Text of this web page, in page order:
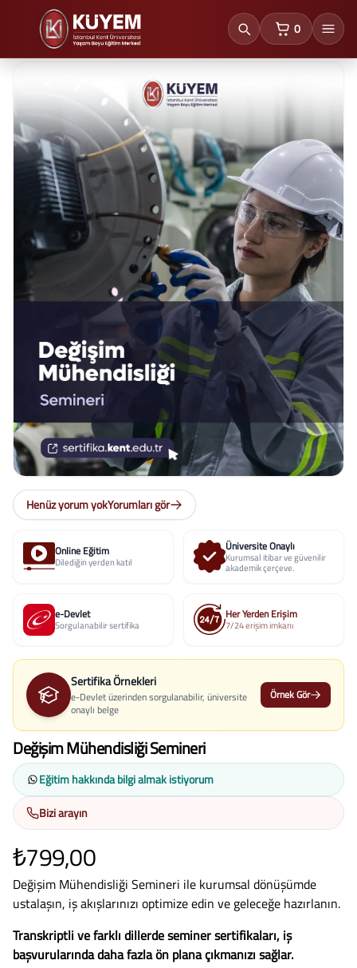
0
sepetteki
Henüz yorum yokYorumları gör
Online Eğitim
Dilediğin yerden katıl
Üniversite Onaylı
Kurumsal itibar ve güvenilir
akademik çerçeve.
e-Devlet
Sorgulanabilir sertifika
Her Yerden Erişim
7/24 erişim imkanı
Sertifika Örnekleri
e-Devlet üzerinden sorgulanabilir, üniversite
onaylı belge
Örnek Gör
Değişim Mühendisliği Semineri
Eğitim hakkında bilgi almak istiyorum
Bizi arayın
₺799,00
Değişim Mühendisliği Semineri ile kurumsal dönüşümde
ustalaşın, iş akışlarınızı optimize edin ve geleceğe hazırlanın.
Transkriptli ve farklı dillerde seminer sertifikaları, iş
başvurularında daha fazla ön plana çıkmanızı sağlar.